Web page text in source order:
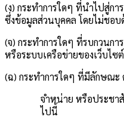
(ง) กระทำการใดๆ ที่นำไปสู่กา
ซึ่งข้อมูลส่วนบุคคล โดยไม่ชอบ
(จ) กระทำการใดๆ ที่รบกวนก
หรือระบบเครือข่ายของเว็บไ
(ฉ) กระทำการใดๆ ที่มีลักษณะ
จำหน่าย หรือประชา
ไปนี้